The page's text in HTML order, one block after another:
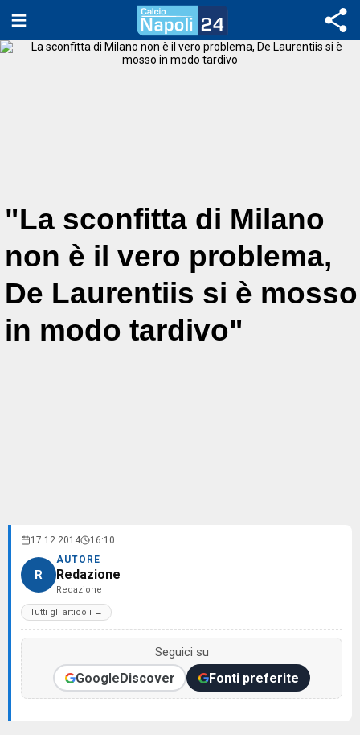
"La sconfitta di Milano
non è il vero problema,
De Laurentiis si è mosso
in modo tardivo"
17.12.2014 16:10
R
AUTORE
Redazione
Redazione
Tutti gli articoli →
Seguici su
GoogleDiscover Fonti preferite